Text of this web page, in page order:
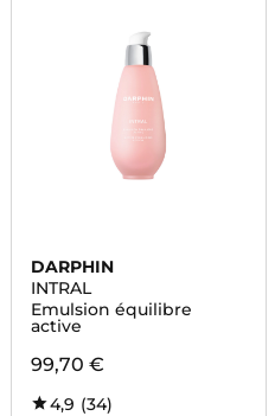
DARPHIN
INTRAL
Emulsion équilibre
active
99,70 €
4,9 (34)